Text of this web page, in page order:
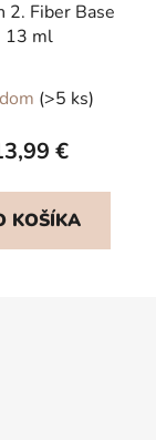
2. Fiber Base
13 ml
(>5 ks)
€
KOŠÍKA